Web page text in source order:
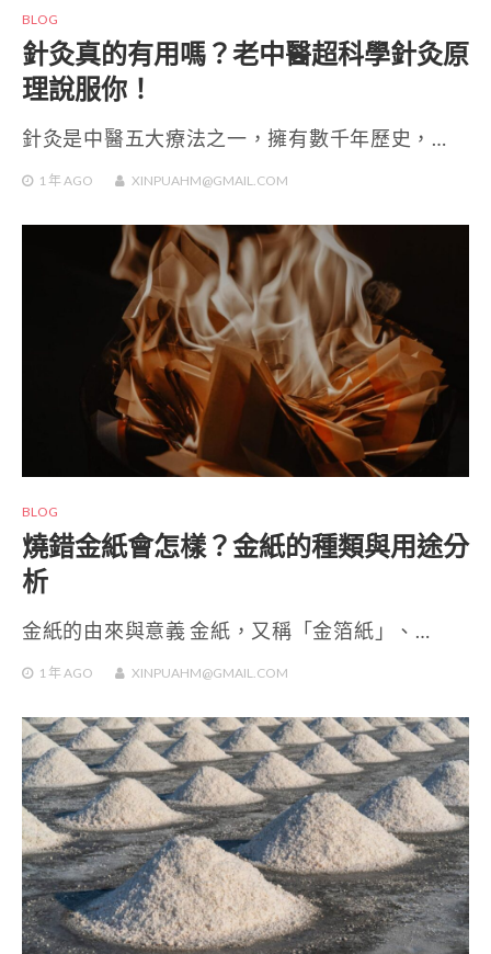
BLOG
針灸真的有用嗎？老中醫超科學針灸原
理說服你！
針灸是中醫五大療法之一，擁有數千年歷史，…
1 年 AGO XINPUAHM@GMAIL.COM
BLOG
燒錯金紙會怎樣？金紙的種類與用途分
析
金紙的由來與意義 金紙，又稱「金箔紙」、…
1 年 AGO XINPUAHM@GMAIL.COM